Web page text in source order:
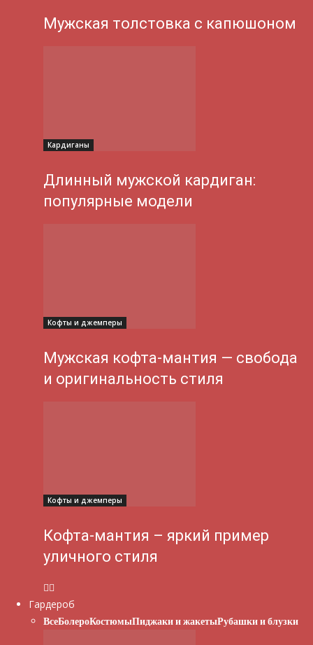
Мужская толстовка с капюшоном
Кардиганы
Длинный мужской кардиган:
популярные модели
Кофты и джемперы
Мужская кофта-мантия — свобода
и оригинальность стиля
Кофты и джемперы
Кофта-мантия – яркий пример
уличного стиля
Гардероб
ВсеБолероКостюмыПиджаки и жакетыРубашки и блузки